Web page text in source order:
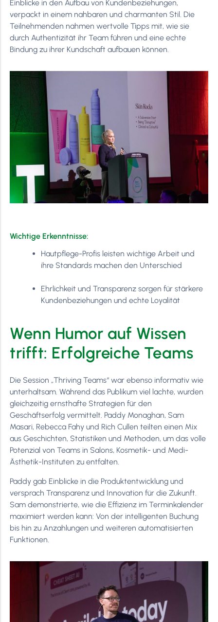
Einblicke in den Aufbau von Kundenbeziehungen,
verpackt in einem nahbaren und charmanten Stil. Die
Teilnehmenden nahmen wertvolle Tipps mit, wie sie
durch Authentizität ihr Team führen und eine echte
Bindung zu ihrer Kundschaft aufbauen können.
Wichtige Erkenntnisse:
Hautpflege-Profis leisten wichtige Arbeit und
ihre Standards machen den Unterschied
Ehrlichkeit und Transparenz sorgen für stärkere
Kundenbeziehungen und echte Loyalität
Wenn Humor auf Wissen
trifft: Erfolgreiche Teams
Die Session „Thriving Teams“ war ebenso informativ wie
unterhaltsam. Während das Publikum viel lachte, wurden
gleichzeitig ernsthafte Strategien für den
Geschäftserfolg vermittelt. Paddy Monaghan, Sam
Masari, Rebecca Fahy und Rich Cullen teilten einen Mix
aus Geschichten, Statistiken und Methoden, um das volle
Potenzial von Teams in Salons, Kosmetik- und Medi-
Ästhetik-Instituten zu entfalten.
Paddy gab Einblicke in die Produktentwicklung und
versprach Transparenz und Innovation für die Zukunft.
Sam demonstrierte, wie die Effizienz im Terminkalender
maximiert werden kann: Von der intelligenten Buchung
bis hin zu Anzahlungen und weiteren automatisierten
Funktionen.